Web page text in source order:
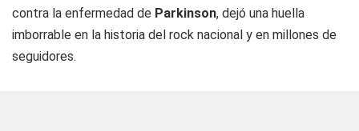
contra la enfermedad de Parkinson, dejó una huella
imborrable en la historia del rock nacional y en millones de
seguidores.